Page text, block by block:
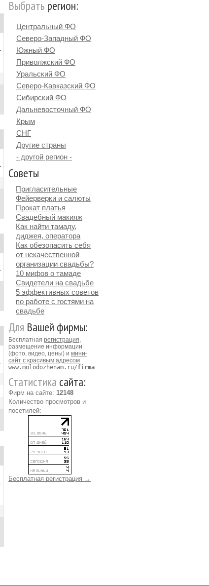
Выбрать регион:
Центральный ФО
Северо-Западный ФО
Южный ФО
Приволжский ФО
Уральский ФО
Северо-Кавказский ФО
Сибирский ФО
Дальневосточный ФО
Крым
СНГ
Другие страны
- другой регион -
Советы
Пригласительные
Фейерверки и салюты
Прокат платья
Свадебный макияж
Как найти тамаду,
диджея, оператора
Как обезопасить себя
от некачественной
организации свадьбы?
10 мифов о тамаде
Свидетели на свадьбе
5 эффективных советов
по работе с гостями на
свадьбе
Для Вашей фирмы:
Бесплатная регистрация,
размещение информации
(фото, видео, цены) и мини-
сайт с красивым адресом
www.molodozhenam.ru/firma
Статистика сайта:
Фирм на сайте: 12148
Количество просмотров и
посетилей:
Бесплатная регистрация →